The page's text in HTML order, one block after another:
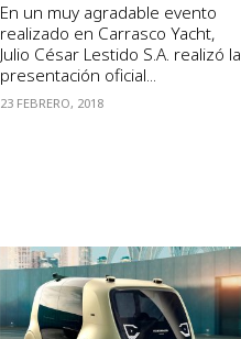
En un muy agradable evento
realizado en Carrasco Yacht,
Julio César Lestido S.A. realizó la
presentación oficial...
23 FEBRERO, 2018
VER NOTA